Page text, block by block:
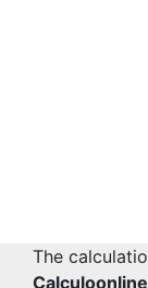
The